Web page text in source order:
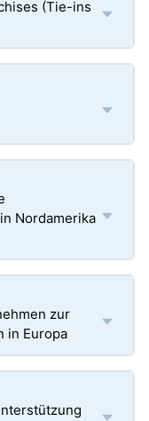
(Tie-ins
Nordamerika
zur
in Europa